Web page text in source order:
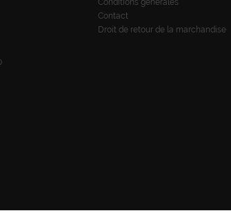
Conditions générales
Contact
Droit de retour de la marchandise